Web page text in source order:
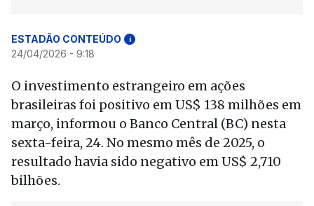
ESTADÃO CONTEÚDO i
24/04/2026 - 9:18
O investimento estrangeiro em ações
brasileiras foi positivo em US$ 138 milhões em
março, informou o Banco Central (BC) nesta
sexta-feira, 24. No mesmo mês de 2025, o
resultado havia sido negativo em US$ 2,710
bilhões.